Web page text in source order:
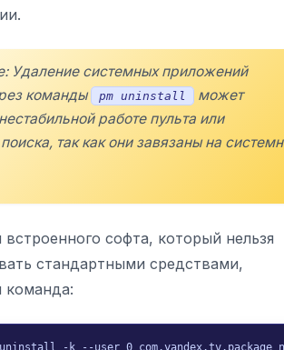
Удаление системных приложений
команды
pm uninstall
может
работе пульта или
так как они завязаны на
встроенного софта, который нельзя
стандартными средствами,
команда:
-k --user 0